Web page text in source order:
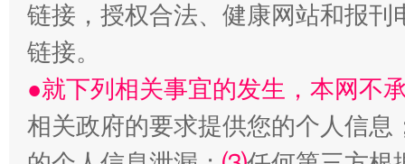
生
链接，授权合法、健康网站和报
链接。
●就下列相关事宜的发生，本网不
相关政府的要求提供您的个人信息